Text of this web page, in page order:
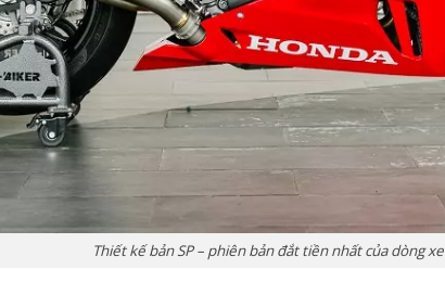
Thiết kế bản SP – phiên bản đắt tiền nhất của dòng xe